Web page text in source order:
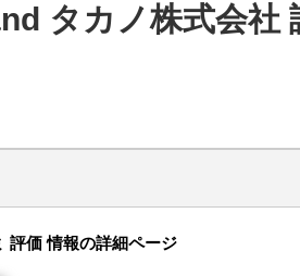
タカノ株式会社
価 情報の詳細ページ